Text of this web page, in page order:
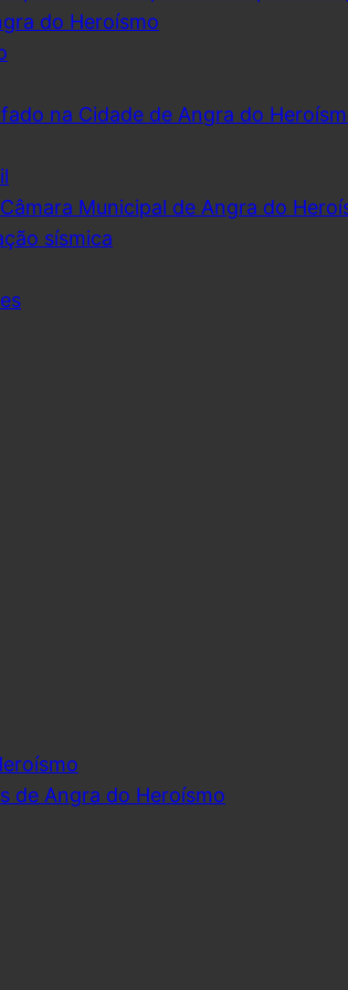
do Heroísmo
na Cidade de Angra do
Municipal de Angra do
sísmica
de Angra do Heroísmo